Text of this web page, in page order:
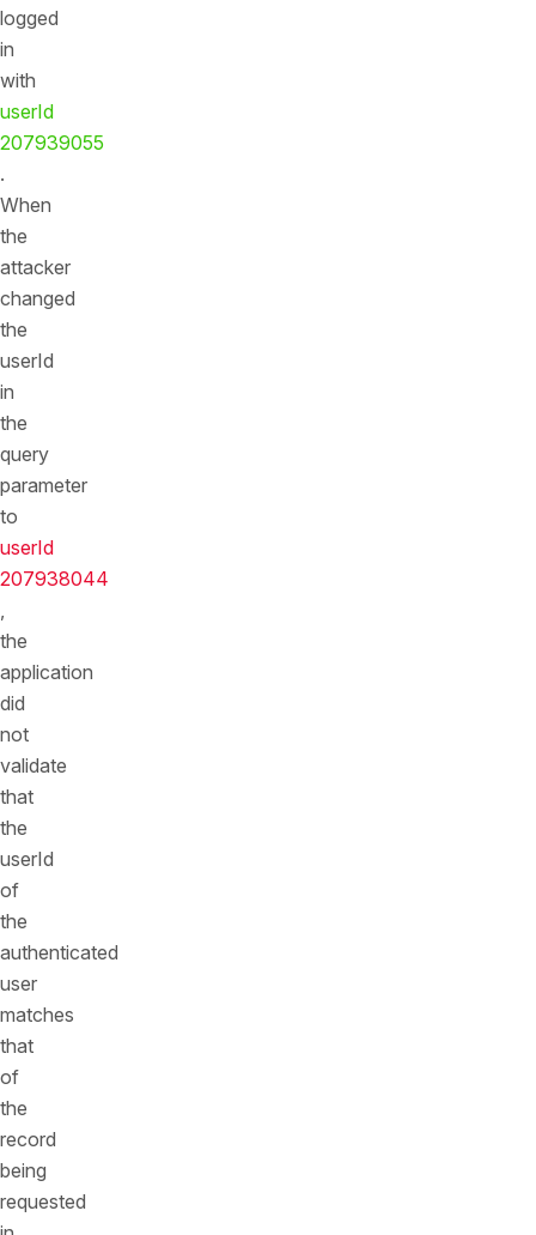
logged
in
with
userId
207939055
.
When
the
attacker
changed
the
userId
in
the
query
parameter
to
userId
207938044
,
the
application
did
not
validate
that
the
userId
of
the
authenticated
user
matches
that
of
the
record
being
requested